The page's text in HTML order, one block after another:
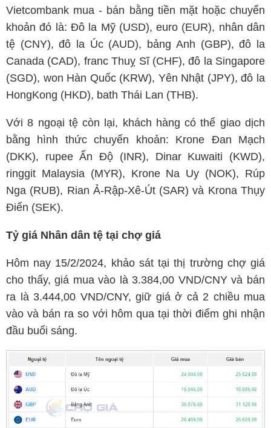
Vietcombank mua - bán bằng tiền mặt hoặc chuyển
khoản đó là: Đô la Mỹ (USD), euro (EUR), nhân dân
tệ (CNY), đô la Úc (AUD), bảng Anh (GBP), đô la
Canada (CAD), franc Thuỵ Sĩ (CHF), đô la Singapore
(SGD), won Hàn Quốc (KRW), Yên Nhật (JPY), đô la
HongKong (HKD), bath Thái Lan (THB).
Với 8 ngoại tệ còn lại, khách hàng có thể giao dịch
bằng hình thức chuyển khoản: Krone Đan Mạch
(DKK), rupee Ấn Độ (INR), Dinar Kuwaiti (KWD),
ringgit Malaysia (MYR), Krone Na Uy (NOK), Rúp
Nga (RUB), Rian Ả-Rập-Xê-Út (SAR) và Krona Thụy
Điển (SEK).
Tỷ giá Nhân dân tệ tại chợ giá
Hôm nay 15/2/2024, khảo sát tại thị trường chợ giá
cho thấy, giá mua vào là 3.384,00 VND/CNY và bán
ra là 3.444,00 VND/CNY, giữ giá ở cả 2 chiều mua
vào và bán ra so với hôm qua tại thời điểm ghi nhận
đầu buổi sáng.